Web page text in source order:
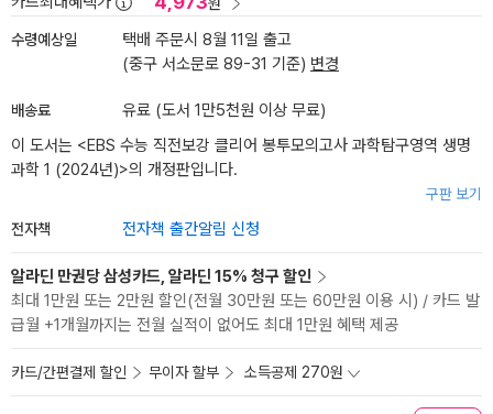
수령예상일
택배 주문시 8월 11일 출고
(중구 서소문로 89-31 기준) 변경
배송료
유료 (도서 1만5천원 이상 무료)
이 도서는 <EBS 수능 직전보강 클리어 봉투모의고사 과학탐구영역 생명
과학 1 (2024년)>의 개정판입니다.
구판 보기
전자책 전자책 출간알림 신청
알라딘 만권당 삼성카드, 알라딘 15% 청구 할인
최대 1만원 또는 2만원 할인(전월 30만원 또는 60만원 이용 시) / 카드 발
급월 +1개월까지는 전월 실적이 없어도 최대 1만원 혜택 제공
카드/간편결제 할인 무이자 할부 소득공제 270원